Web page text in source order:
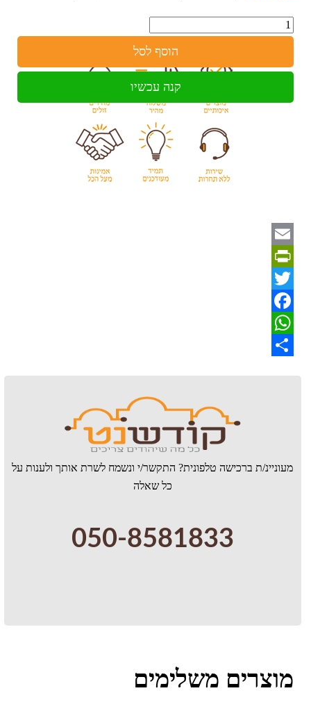
כמות
הוסף לסל
קנה עכשיו
Email
PrintFriendly
Twitter
Facebook
WhatsApp
מעוניינ/ת ברכישה טלפונית? התקשר/י ונשמח לשרת אותך ולענות על
כל שאלה
050-8581833
מוצרים משלימים